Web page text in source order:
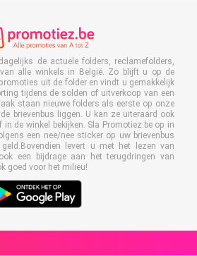
de actuele folders, reclamefolders,
alle winkels in België. Zo blijft u op de
uit de folder en vindt u gemakkelijk
tijdens de solden of uitverkoop van een
staan nieuwe folders als eerste op onze
brievenbus liggen. U kan ze uiteraard ook
de winkel bekijken. Sla Promotiez.be op in
een nee/nee sticker op uw brievenbus
levert u met het lezen van
een bijdrage aan het terugdringen van
goed voor het milieu!